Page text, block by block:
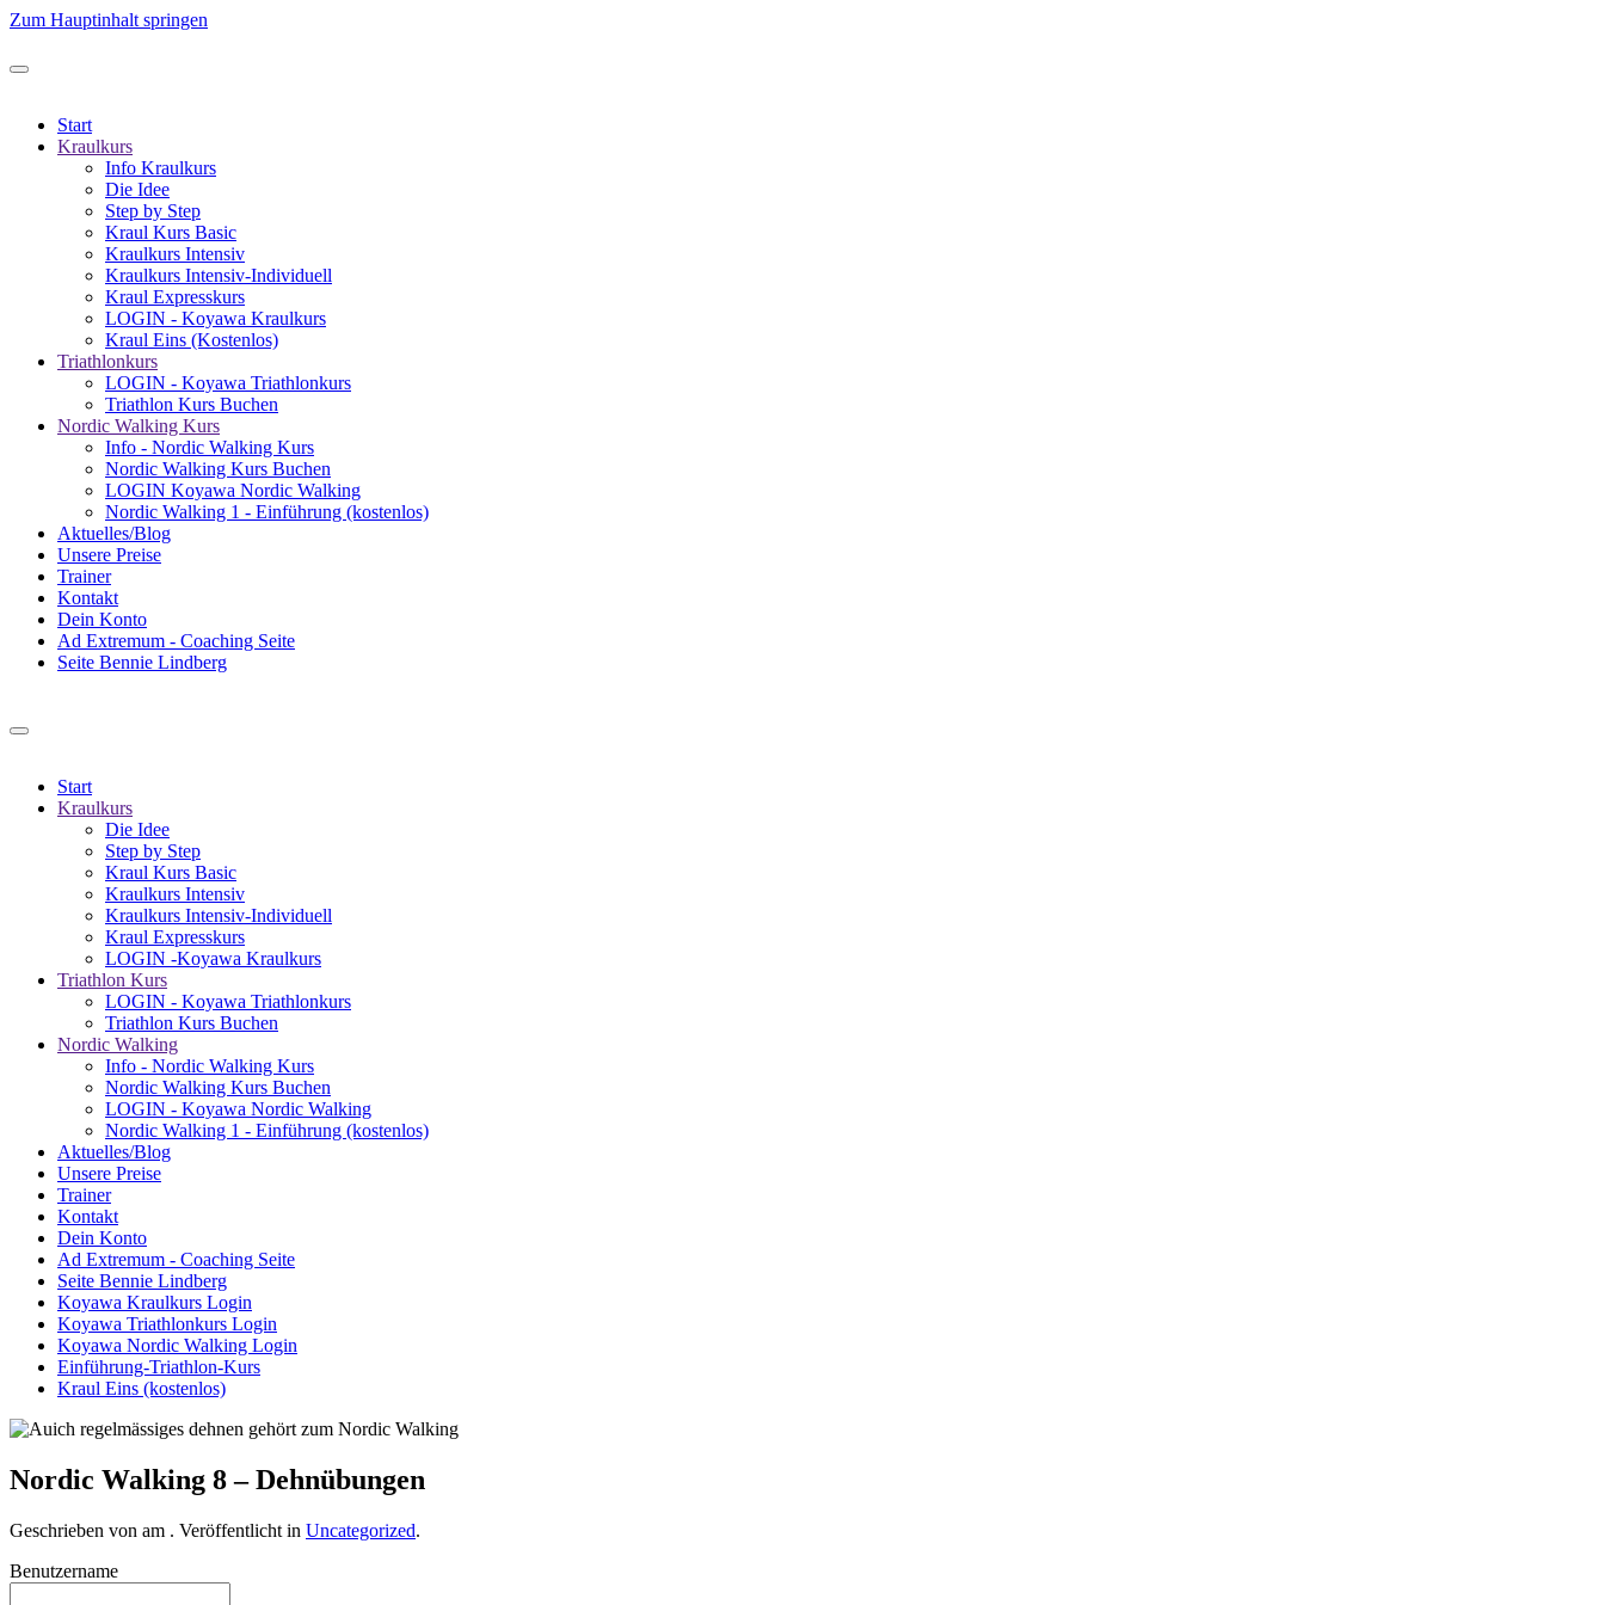
Zum Hauptinhalt springen
Start
Kraulkurs
Info Kraulkurs
Die Idee
Step by Step
Kraul Kurs Basic
Kraulkurs Intensiv
Kraulkurs Intensiv-Individuell
Kraul Expresskurs
LOGIN - Koyawa Kraulkurs
Kraul Eins (Kostenlos)
Triathlonkurs
LOGIN - Koyawa Triathlonkurs
Triathlon Kurs Buchen
Nordic Walking Kurs
Info - Nordic Walking Kurs
Nordic Walking Kurs Buchen
LOGIN Koyawa Nordic Walking
Nordic Walking 1 - Einführung (kostenlos)
Aktuelles/Blog
Unsere Preise
Trainer
Kontakt
Dein Konto
Ad Extremum - Coaching Seite
Seite Bennie Lindberg
Start
Kraulkurs
Die Idee
Step by Step
Kraul Kurs Basic
Kraulkurs Intensiv
Kraulkurs Intensiv-Individuell
Kraul Expresskurs
LOGIN -Koyawa Kraulkurs
Triathlon Kurs
LOGIN - Koyawa Triathlonkurs
Triathlon Kurs Buchen
Nordic Walking
Info - Nordic Walking Kurs
Nordic Walking Kurs Buchen
LOGIN - Koyawa Nordic Walking
Nordic Walking 1 - Einführung (kostenlos)
Aktuelles/Blog
Unsere Preise
Trainer
Kontakt
Dein Konto
Ad Extremum - Coaching Seite
Seite Bennie Lindberg
Koyawa Kraulkurs Login
Koyawa Triathlonkurs Login
Koyawa Nordic Walking Login
Einführung-Triathlon-Kurs
Kraul Eins (kostenlos)
Nordic Walking 8 – Dehnübungen
Geschrieben von am . Veröffentlicht in Uncategorized.
Benutzername